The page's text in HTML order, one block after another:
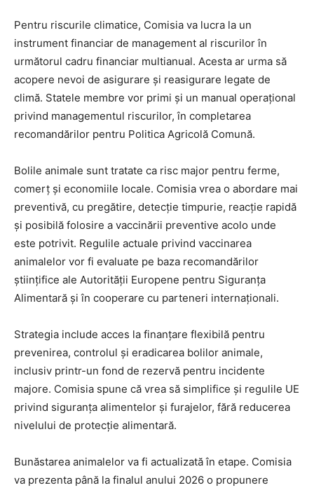
Pentru riscurile climatice, Comisia va lucra la un
instrument financiar de management al riscurilor în
următorul cadru financiar multianual. Acesta ar urma să
acopere nevoi de asigurare și reasigurare legate de
climă. Statele membre vor primi și un manual operațional
privind managementul riscurilor, în completarea
recomandărilor pentru Politica Agricolă Comună.
Bolile animale sunt tratate ca risc major pentru ferme,
comerț și economiile locale. Comisia vrea o abordare mai
preventivă, cu pregătire, detecție timpurie, reacție rapidă
și posibilă folosire a vaccinării preventive acolo unde
este potrivit. Regulile actuale privind vaccinarea
animalelor vor fi evaluate pe baza recomandărilor
științifice ale Autorității Europene pentru Siguranța
Alimentară și în cooperare cu parteneri internaționali.
Strategia include acces la finanțare flexibilă pentru
prevenirea, controlul și eradicarea bolilor animale,
inclusiv printr-un fond de rezervă pentru incidente
majore. Comisia spune că vrea să simplifice și regulile UE
privind siguranța alimentelor și furajelor, fără reducerea
nivelului de protecție alimentară.
Bunăstarea animalelor va fi actualizată în etape. Comisia
va prezenta până la finalul anului 2026 o propunere